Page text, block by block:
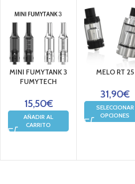
MINI FUMYTANK 3
FUMYTECH
15,50€
AÑADIR AL
CARRITO
MELO RT 25
31,90€
SELECCIONAR
OPCIONES